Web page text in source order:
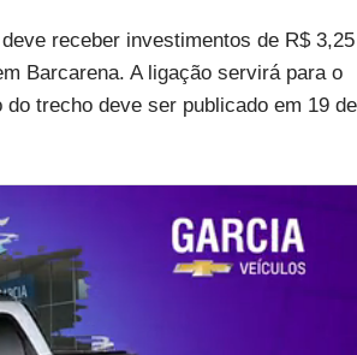
receber investimentos de R$ 3,25
Barcarena. A ligação servirá para o
trecho deve ser publicado em 19 de